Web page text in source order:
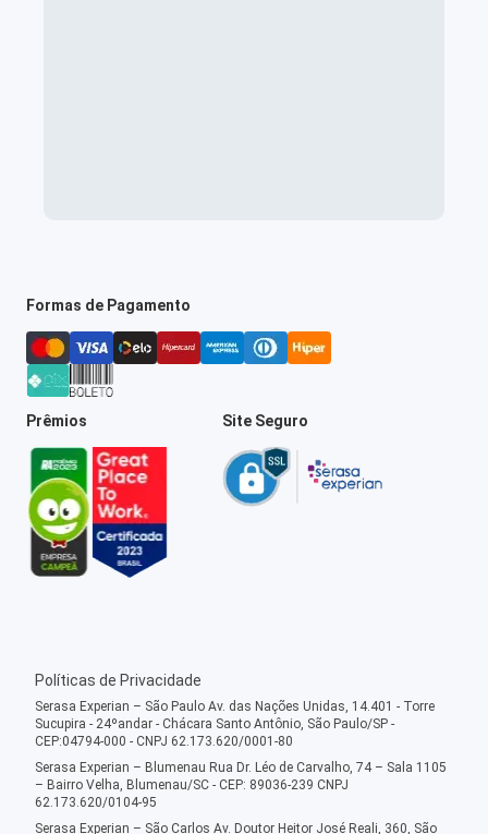
Formas de Pagamento
Prêmios Site Seguro
Políticas de Privacidade
Serasa Experian – São Paulo Av. das Nações Unidas, 14.401 - Torre
Sucupira - 24ºandar - Chácara Santo Antônio, São Paulo/SP -
CEP:04794-000 - CNPJ 62.173.620/0001-80
Serasa Experian – Blumenau Rua Dr. Léo de Carvalho, 74 – Sala 1105
– Bairro Velha, Blumenau/SC - CEP: 89036-239 CNPJ
62.173.620/0104-95
Serasa Experian – São Carlos Av. Doutor Heitor José Reali, 360, São